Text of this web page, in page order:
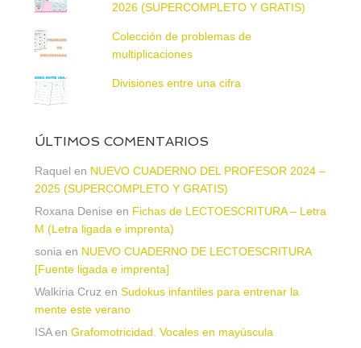
2026 (SUPERCOMPLETO Y GRATIS)
Colección de problemas de
multiplicaciones
Divisiones entre una cifra
ÚLTIMOS COMENTARIOS
Raquel en NUEVO CUADERNO DEL PROFESOR 2024 –
2025 (SUPERCOMPLETO Y GRATIS)
Roxana Denise en Fichas de LECTOESCRITURA – Letra
M (Letra ligada e imprenta)
soniaen NUEVO CUADERNO DE LECTOESCRITURA
[Fuente ligada e imprenta]
Walkiria Cruzen Sudokus infantiles para entrenar la
mente este verano
ISAen Grafomotricidad. Vocales en mayúscula